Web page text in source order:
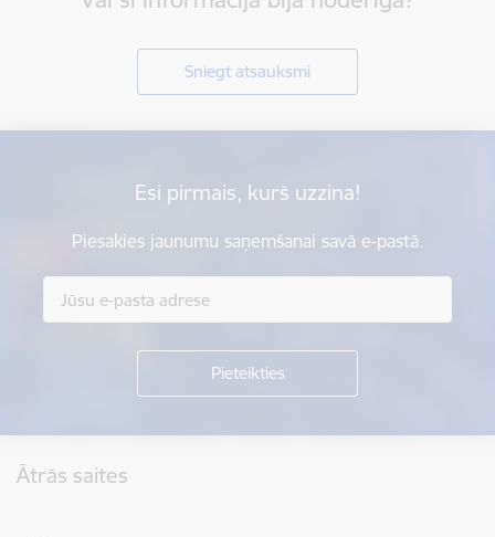
Sniegt atsauksmi
Esi pirmais, kurš uzzina!
Piesakies jaunumu saņemšanai savā e-pastā.
Ātrās saites